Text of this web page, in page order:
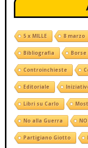
5 x MILLE 8 marzo
Bibliografia
Controinchieste
Editoriale
Libri su Carlo
No alla Guerra
Partigiano Giotto